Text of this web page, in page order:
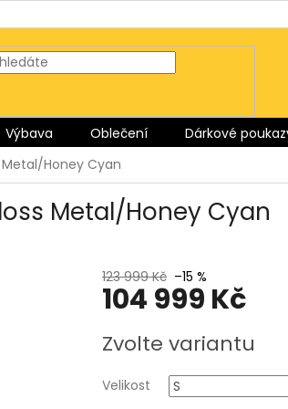
Výbava Oblečení Dárkové
Metal/Honey Cyan
Metal/Honey Cyan
123 999 Kč –15 %
104 999 Kč
cena:
Zvolte variantu
Velikost